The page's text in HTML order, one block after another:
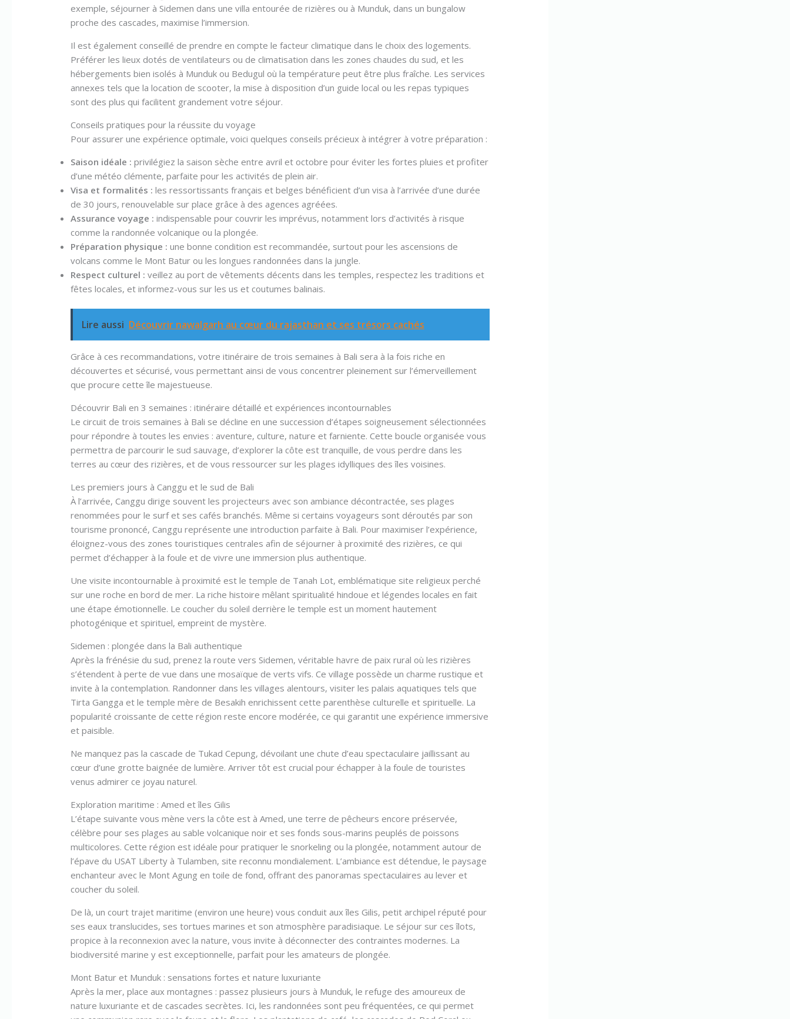
exemple, séjourner à Sidemen dans une villa entourée de rizières ou à Munduk, dans un bungalow
proche des cascades, maximise l’immersion.
Il est également conseillé de prendre en compte le facteur climatique dans le choix des logements.
Préférer les lieux dotés de ventilateurs ou de climatisation dans les zones chaudes du sud, et les
hébergements bien isolés à Munduk ou Bedugul où la température peut être plus fraîche. Les services
annexes tels que la location de scooter, la mise à disposition d’un guide local ou les repas typiques
sont des plus qui facilitent grandement votre séjour.
Conseils pratiques pour la réussite du voyage
Pour assurer une expérience optimale, voici quelques conseils précieux à intégrer à votre préparation :
Saison idéale : privilégiez la saison sèche entre avril et octobre pour éviter les fortes pluies et profiter
d’une météo clémente, parfaite pour les activités de plein air.
Visa et formalités : les ressortissants français et belges bénéficient d’un visa à l’arrivée d’une durée
de 30 jours, renouvelable sur place grâce à des agences agréées.
Assurance voyage : indispensable pour couvrir les imprévus, notamment lors d’activités à risque
comme la randonnée volcanique ou la plongée.
Préparation physique : une bonne condition est recommandée, surtout pour les ascensions de
volcans comme le Mont Batur ou les longues randonnées dans la jungle.
Respect culturel : veillez au port de vêtements décents dans les temples, respectez les traditions et
fêtes locales, et informez-vous sur les us et coutumes balinais.
Lire aussi Découvrir nawalgarh au cœur du rajasthan et ses trésors cachés
Grâce à ces recommandations, votre itinéraire de trois semaines à Bali sera à la fois riche en
découvertes et sécurisé, vous permettant ainsi de vous concentrer pleinement sur l’émerveillement
que procure cette île majestueuse.
Découvrir Bali en 3 semaines : itinéraire détaillé et expériences incontournables
Le circuit de trois semaines à Bali se décline en une succession d’étapes soigneusement sélectionnées
pour répondre à toutes les envies : aventure, culture, nature et farniente. Cette boucle organisée vous
permettra de parcourir le sud sauvage, d’explorer la côte est tranquille, de vous perdre dans les
terres au cœur des rizières, et de vous ressourcer sur les plages idylliques des îles voisines.
Les premiers jours à Canggu et le sud de Bali
À l’arrivée, Canggu dirige souvent les projecteurs avec son ambiance décontractée, ses plages
renommées pour le surf et ses cafés branchés. Même si certains voyageurs sont déroutés par son
tourisme prononcé, Canggu représente une introduction parfaite à Bali. Pour maximiser l’expérience,
éloignez-vous des zones touristiques centrales afin de séjourner à proximité des rizières, ce qui
permet d’échapper à la foule et de vivre une immersion plus authentique.
Une visite incontournable à proximité est le temple de Tanah Lot, emblématique site religieux perché
sur une roche en bord de mer. La riche histoire mêlant spiritualité hindoue et légendes locales en fait
une étape émotionnelle. Le coucher du soleil derrière le temple est un moment hautement
photogénique et spirituel, empreint de mystère.
Sidemen : plongée dans la Bali authentique
Après la frénésie du sud, prenez la route vers Sidemen, véritable havre de paix rural où les rizières
s’étendent à perte de vue dans une mosaïque de verts vifs. Ce village possède un charme rustique et
invite à la contemplation. Randonner dans les villages alentours, visiter les palais aquatiques tels que
Tirta Gangga et le temple mère de Besakih enrichissent cette parenthèse culturelle et spirituelle. La
popularité croissante de cette région reste encore modérée, ce qui garantit une expérience immersive
et paisible.
Ne manquez pas la cascade de Tukad Cepung, dévoilant une chute d’eau spectaculaire jaillissant au
cœur d’une grotte baignée de lumière. Arriver tôt est crucial pour échapper à la foule de touristes
venus admirer ce joyau naturel.
Exploration maritime : Amed et îles Gilis
L’étape suivante vous mène vers la côte est à Amed, une terre de pêcheurs encore préservée,
célèbre pour ses plages au sable volcanique noir et ses fonds sous-marins peuplés de poissons
multicolores. Cette région est idéale pour pratiquer le snorkeling ou la plongée, notamment autour de
l’épave du USAT Liberty à Tulamben, site reconnu mondialement. L’ambiance est détendue, le paysage
enchanteur avec le Mont Agung en toile de fond, offrant des panoramas spectaculaires au lever et
coucher du soleil.
De là, un court trajet maritime (environ une heure) vous conduit aux îles Gilis, petit archipel réputé pour
ses eaux translucides, ses tortues marines et son atmosphère paradisiaque. Le séjour sur ces îlots,
propice à la reconnexion avec la nature, vous invite à déconnecter des contraintes modernes. La
biodiversité marine y est exceptionnelle, parfait pour les amateurs de plongée.
Mont Batur et Munduk : sensations fortes et nature luxuriante
Après la mer, place aux montagnes : passez plusieurs jours à Munduk, le refuge des amoureux de
nature luxuriante et de cascades secrètes. Ici, les randonnées sont peu fréquentées, ce qui permet